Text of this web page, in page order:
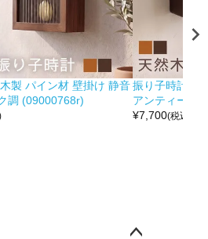
製 パイン材 壁掛け 静音
調 (09000768r)
振り子時計 木
アンティーク
¥7,700(税込)